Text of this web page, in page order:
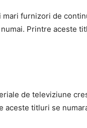
furnizori de
Printre aceste
de televiziune
titluri se